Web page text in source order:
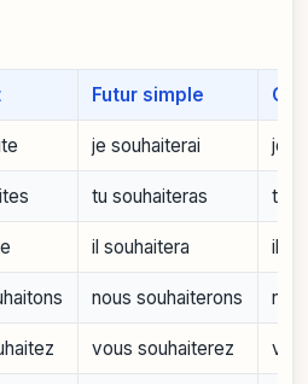
Futur simple
je souhaiterai je
tu souhaiteras tu
il souhaitera il
nous souhaiterons
vous souhaiterez